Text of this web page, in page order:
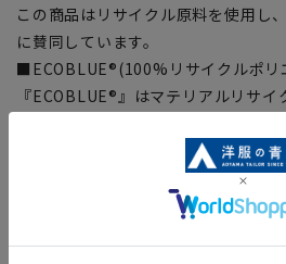
この商品はリサイクル原料を使用し
に賛同しています。
■ECOBLUE®(100%リサイクルポリ
『ECOBLUE®』はマテリアルリサ
『ECOBLUE®』を使用しています。
■喪服・礼服・夏喪服・夏礼服